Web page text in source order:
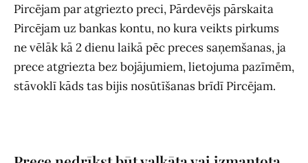
Pircējam par atgriezto preci, Pārdevējs pārskaita
Pircējam uz bankas kontu, no kura veikts pirkums
ne vēlāk kā 2 dienu laikā pēc preces saņemšanas, ja
prece atgriezta bez bojājumiem, lietojuma pazīmēm,
stāvoklī kāds tas bijis nosūtīšanas brīdī Pircējam.